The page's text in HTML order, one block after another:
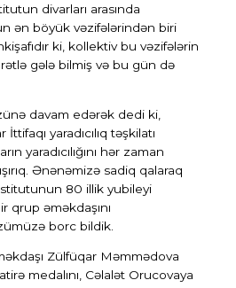
divarları arasında
ən böyük vəzifələrindən biri
ki, kollektiv bu vəzifələrin
gələ bilmiş və bu gün də
davam edərək dedi ki,
yaradıcılıq təşkilatı
yaradıcılığını hər zaman
Ənənəmizə sadiq qalaraq
80 illik yubileyi
əməkdaşını
borc bildik.
Zülfüqar Məmmədova
medalını, Cəlalət Orucovaya